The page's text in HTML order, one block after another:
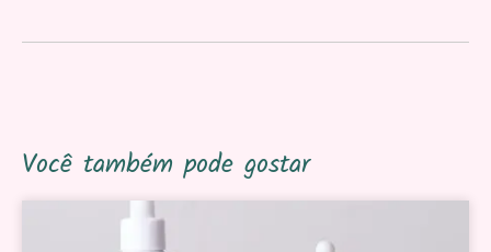
Você também pode gostar